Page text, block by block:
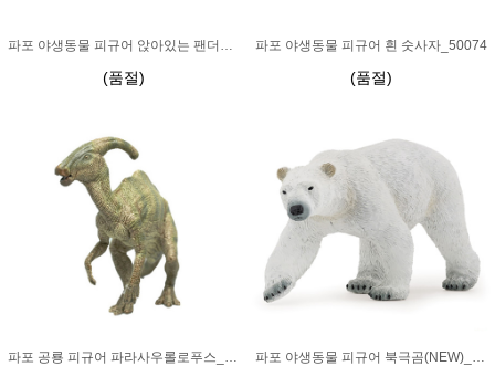
파포 야생동물 피규어 앉아있는 팬더와 아기팬더_50196
(품절)
파포 야생동물 피규어 흰 숫사자_50074
(품절)
파포 공룡 피규어 파라사우롤로푸스_55004 파포 야생동물 피규어 북극곰(NEW)_50142